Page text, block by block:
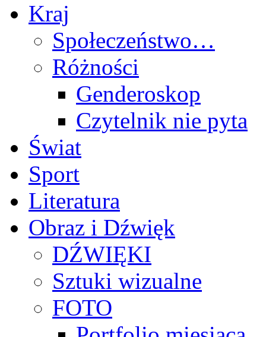
Kraj
Społeczeństwo…
Różności
Genderoskop
Czytelnik nie pyta
Świat
Sport
Literatura
Obraz i Dźwięk
DŹWIĘKI
Sztuki wizualne
FOTO